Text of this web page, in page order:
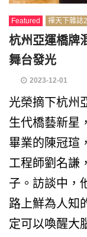
Featured 禪天下雜誌
杭州亞運橋牌
舞台發光
2023-12-01
光榮摘下杭州
生代橋藝新星
畢業的陳冠瑄
工程師劉名謙
子。訪談中，
路上鮮為人知
定可以喚醒大